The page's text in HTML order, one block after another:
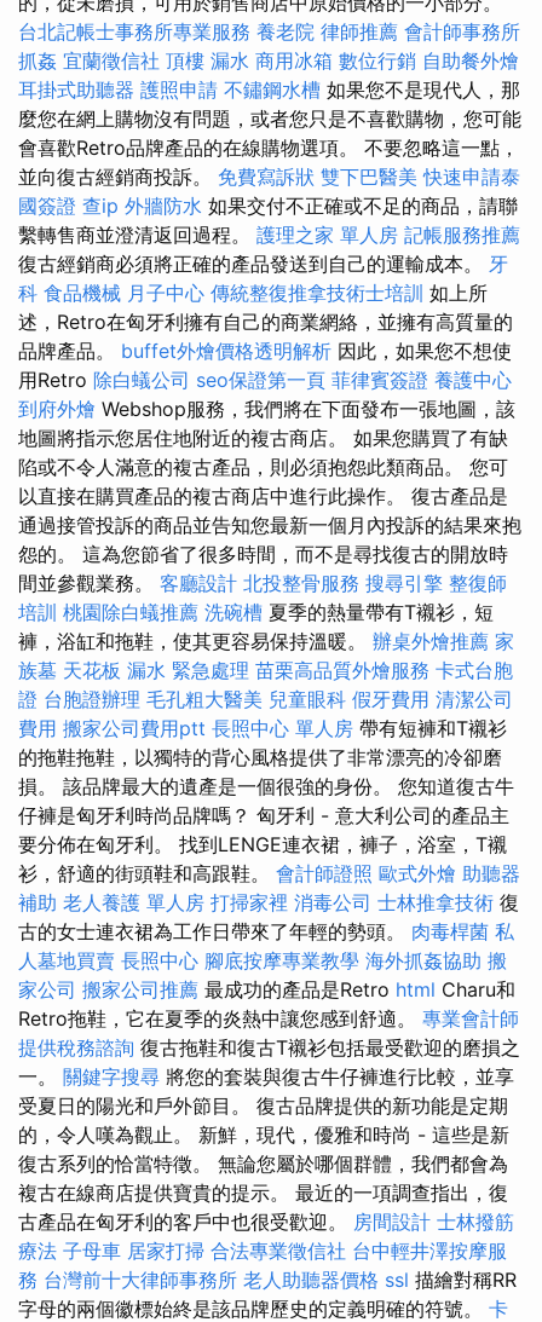
台北記帳士事務所專業服務 養老院 律師推薦 會計師事務所
抓姦 宜蘭徵信社 頂樓 漏水 商用冰箱 數位行銷 自助餐外燴
耳掛式助聽器 護照申請 不鏽鋼水槽 如果您不是現代人，那
麼您在網上購物沒有問題，或者您只是不喜歡購物，您可能
會喜歡Retro品牌產品的在線購物選項。 不要忽略這一點，
並向復古經銷商投訴。 免費寫訴狀 雙下巴醫美 快速申請泰
國簽證 查ip 外牆防水 如果交付不正確或不足的商品，請聯
繫轉售商並澄清返回過程。 護理之家 單人房 記帳服務推薦
復古經銷商必須將正確的產品發送到自己的運輸成本。 牙
科 食品機械 月子中心 傳統整復推拿技術士培訓 如上所
述，Retro在匈牙利擁有自己的商業網絡，並擁有高質量的
品牌產品。 buffet外燴價格透明解析 因此，如果您不想使
用Retro 除白蟻公司 seo保證第一頁 菲律賓簽證 養護中心
到府外燴 Webshop服務，我們將在下面發布一張地圖，該
地圖將指示您居住地附近的複古商店。 如果您購買了有缺
陷或不令人滿意的複古產品，則必須抱怨此類商品。 您可
以直接在購買產品的複古商店中進行此操作。 復古產品是
通過接管投訴的商品並告知您最新一個月內投訴的結果來抱
怨的。 這為您節省了很多時間，而不是尋找復古的開放時
間並參觀業務。 客廳設計 北投整骨服務 搜尋引擎 整復師
培訓 桃園除白蟻推薦 洗碗槽 夏季的熱量帶有T襯衫，短
褲，浴缸和拖鞋，使其更容易保持溫暖。 辦桌外燴推薦 家
族墓 天花板 漏水 緊急處理 苗栗高品質外燴服務 卡式台胞
證 台胞證辦理 毛孔粗大醫美 兒童眼科 假牙費用 清潔公司
費用 搬家公司費用ptt 長照中心 單人房 帶有短褲和T襯衫
的拖鞋拖鞋，以獨特的背心風格提供了非常漂亮的冷卻磨
損。 該品牌最大的遺產是一個很強的身份。 您知道復古牛
仔褲是匈牙利時尚品牌嗎？ 匈牙利 - 意大利公司的產品主
要分佈在匈牙利。 找到LENGE連衣裙，褲子，浴室，T襯
衫，舒適的街頭鞋和高跟鞋。 會計師證照 歐式外燴 助聽器
補助 老人養護 單人房 打掃家裡 消毒公司 士林推拿技術 復
古的女士連衣裙為工作日帶來了年輕的勢頭。 肉毒桿菌 私
人墓地買賣 長照中心 腳底按摩專業教學 海外抓姦協助 搬
家公司 搬家公司推薦 最成功的產品是Retro html Charu和
Retro拖鞋，它在夏季的炎熱中讓您感到舒適。 專業會計師
提供稅務諮詢 復古拖鞋和復古T襯衫包括最受歡迎的磨損之
一。 關鍵字搜尋 將您的套裝與復古牛仔褲進行比較，並享
受夏日的陽光和戶外節目。 復古品牌提供的新功能是定期
的，令人嘆為觀止。 新鮮，現代，優雅和時尚 - 這些是新
復古系列的恰當特徵。 無論您屬於哪個群體，我們都會為
複古在線商店提供寶貴的提示。 最近的一項調查指出，復
古產品在匈牙利的客戶中也很受歡迎。 房間設計 士林撥筋
療法 子母車 居家打掃 合法專業徵信社 台中輕井澤按摩服
務 台灣前十大律師事務所 老人助聽器價格 ssl 描繪對稱RR
字母的兩個徽標始終是該品牌歷史的定義明確的符號。 卡